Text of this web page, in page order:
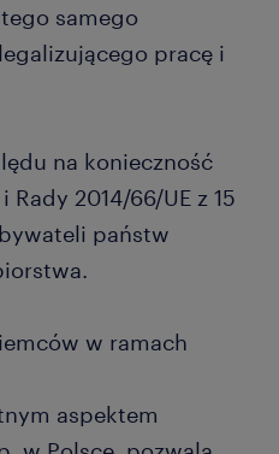
samego
pracę i
na konieczność
2014/66/UE z 15
państw
w ramach
aspektem